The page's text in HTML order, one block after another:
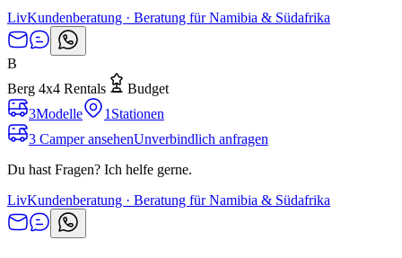
LivKundenberatung · Beratung für Namibia & Südafrika
B
Berg 4x4 Rentals
Budget
3Modelle 1 Stationen
3 Camper ansehenUnverbindlich anfragen
Du hast Fragen? Ich helfe gerne.
LivKundenberatung · Beratung für Namibia & Südafrika